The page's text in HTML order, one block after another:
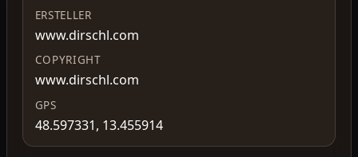
ERSTELLER
www.dirschl.com
COPYRIGHT
www.dirschl.com
GPS
48.597331, 13.455914